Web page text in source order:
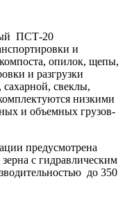
ПСТ-20
и
опилок, щепы,
и разгрузки
сахарной, свеклы,
низкими
и объемных грузов-
предусмотрена
с гидравлическим
до 350